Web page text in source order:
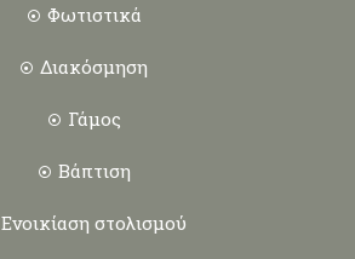
Φωτιστικά
Διακόσμηση
Γάμος
Βάπτιση
Ενοικίαση στολισμού